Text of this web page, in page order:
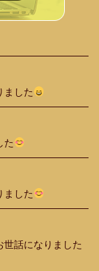
ました
た
ました
世話になりました